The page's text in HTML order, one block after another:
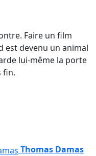
Faire un film
est devenu un animal
lui-même la porte
fin.
Thomas Damas